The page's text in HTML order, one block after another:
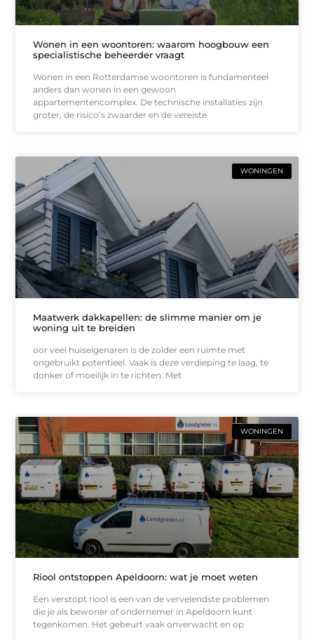
Wonen in een woontoren: waarom hoogbouw een
specialistische beheerder vraagt
Wonen in een Rotterdamse woontoren is fundamenteel
anders dan wonen in een gewoon
appartementencomplex. De technische installaties zijn
groter, de risico’s zwaarder en de vereiste
WONINGEN
Maatwerk dakkapellen: de slimme manier om je
woning uit te breiden
oor veel huiseigenaren is de zolder een ruimte met
ongebruikt potentieel. Vaak is deze verdieping te laag, te
donker of moeilijk in te richten. Met
WONINGEN
Riool ontstoppen Apeldoorn: wat je moet weten
Een verstopt riool is een van de vervelendste problemen
die je als bewoner of ondernemer in Apeldoorn kunt
tegenkomen. Het gebeurt vaak onverwacht en op